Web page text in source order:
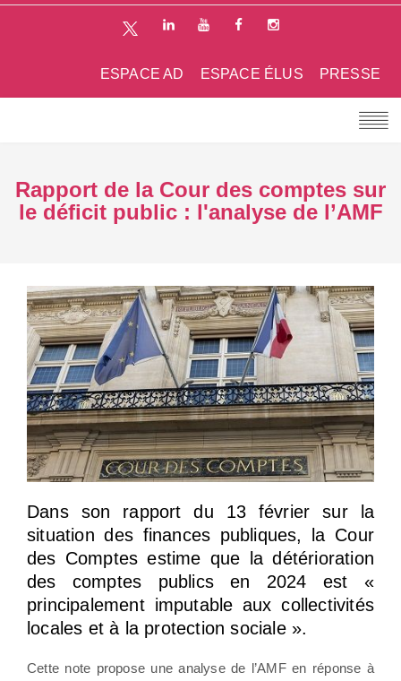
PRESSE
ESPACE ÉLUS
ESPACE AD
Rapport de la Cour des comptes sur
le déficit public : l'analyse de l’AMF
Dans son rapport du 13 février sur la
situation des finances publiques, la Cour
des Comptes estime que la détérioration
des comptes publics en 2024 est «
principalement imputable aux collectivités
locales et à la protection sociale ».
Cette note propose une analyse de l’AMF en réponse à